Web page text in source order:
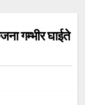
गम्भीर घाईते